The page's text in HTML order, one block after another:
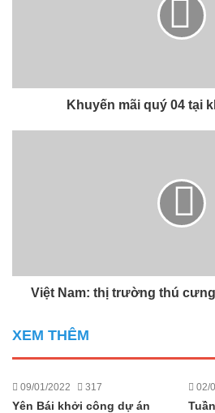
Khuyến mãi quý 04 tại
Việt Nam: thị trường thú
XEM THÊM
09/01/2022 317
Yên Bái khởi công dự án
02/